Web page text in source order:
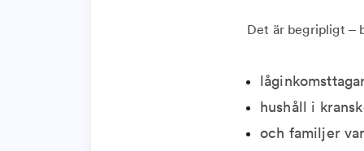
Det är begripligt –
hushåll i
och familjer